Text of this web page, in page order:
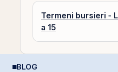
Termeni bursieri -
a 15
BLOG